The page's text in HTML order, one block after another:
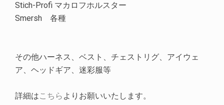
Stich-Profi マカロフホルスター
Smersh 各種
その他ハーネス、ベスト、チェストリグ、アイウェ
ア、ヘッドギア、迷彩服等
詳細はこちら よりお願いいたします。